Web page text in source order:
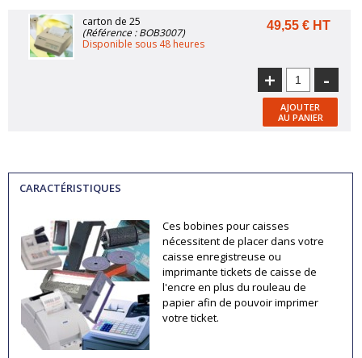
carton de 25
(Référence : BOB3007)
Disponible sous 48 heures
49,55 € HT
+ -
AJOUTER
AU PANIER
CARACTÉRISTIQUES
Ces bobines pour caisses
nécessitent de placer dans votre
caisse enregistreuse ou
imprimante tickets de caisse de
l'encre en plus du rouleau de
papier afin de pouvoir imprimer
votre ticket.